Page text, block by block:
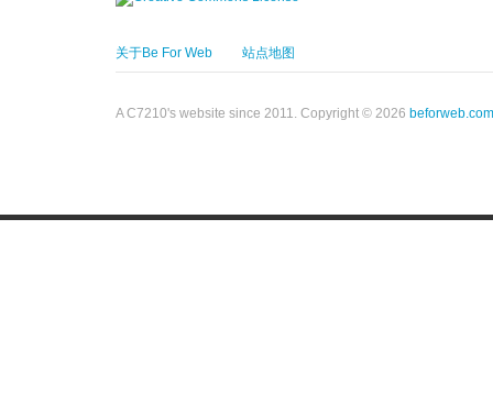
关于Be For Web 站点地图
A C7210's website since 2011. Copyright © 2026 beforweb.com